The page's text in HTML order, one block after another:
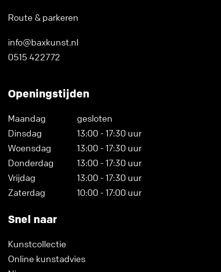
Route & parkeren
info@baxkunst.nl
0515 422772
Openingstijden
Maandag
gesloten
Dinsdag
13:00 - 17:30 uur
Woensdag
13:00 - 17:30 uur
Donderdag
13:00 - 17:30 uur
Vrijdag
13:00 - 17:30 uur
Zaterdag
10:00 - 17:00 uur
Snel naar
Kunstcollectie
Online kunstadvies